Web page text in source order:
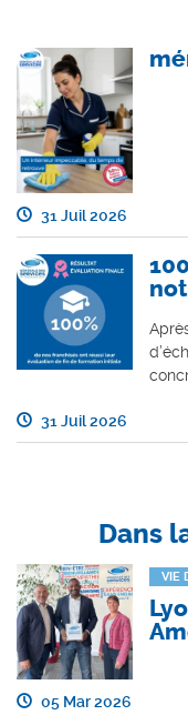
31 Juil 2026
31 Juil 2026
Dans
VIE
05 Mar 2026